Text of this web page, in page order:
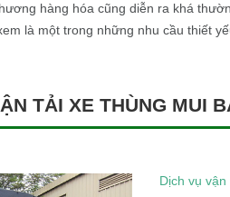
hàng hóa cũng diễn ra khá
là một trong những nhu cầu thiết
TẢI XE THÙNG MUI
Dịch vụ